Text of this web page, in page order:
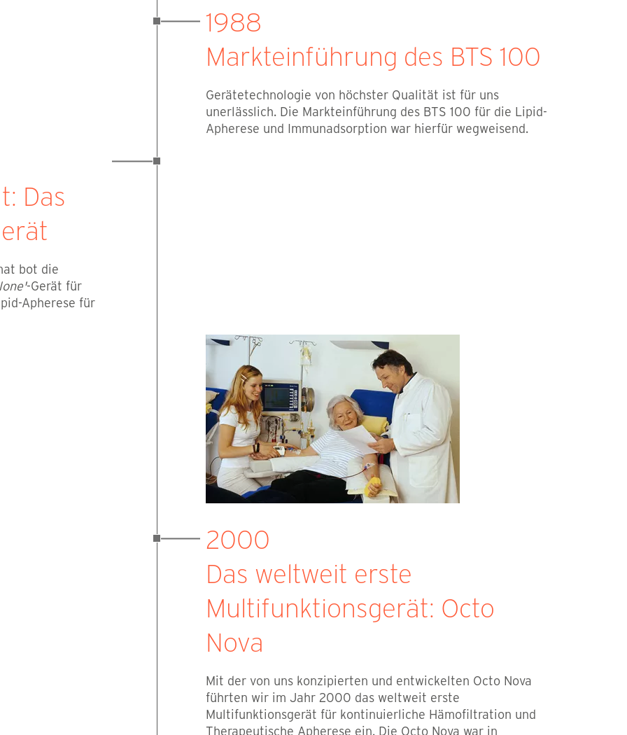
1988
Markteinführung des BTS 100
Gerätetechnologie von höchster Qualität ist für uns
unerlässlich. Die Markteinführung des BTS 100 für die Lipid-
Apherese und Immunadsorption war hierfür wegweisend.
Das
bot die
-Gerät für
Apherese für
2000
Das weltweit erste
Multifunktionsgerät: Octo
Nova
Mit der von uns konzipierten und entwickelten Octo Nova
führten wir im Jahr 2000 das weltweit erste
Multifunktionsgerät für kontinuierliche Hämofiltration und
Therapeutische Apherese ein. Die Octo Nova war in